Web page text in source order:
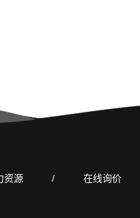
资源 / 在线询价